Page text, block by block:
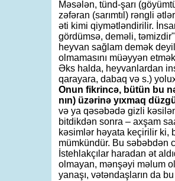
Məsələn, tünd-şarı
zəfəran (sarımtıl) rəngli
əti kimi qiymətləndirilir.
gördümsə, deməli,
heyvan sağlam demək
olmamasını müəyyən
Əks halda, heyvanlardan
qarayara, dabaq və s.)
Onun fikrincə, bütün bu
nın) üzərinə yıxmaq
və ya qəsəbədə gizli
bitdikdən sonra – axşam
kəsimlər həyata keçirilir ki,
mümkündür. Bu səbəbdən
İstehlakçılar haradan ət
olmayan, mənşəyi məlum
yanaşı, vətəndaşların da